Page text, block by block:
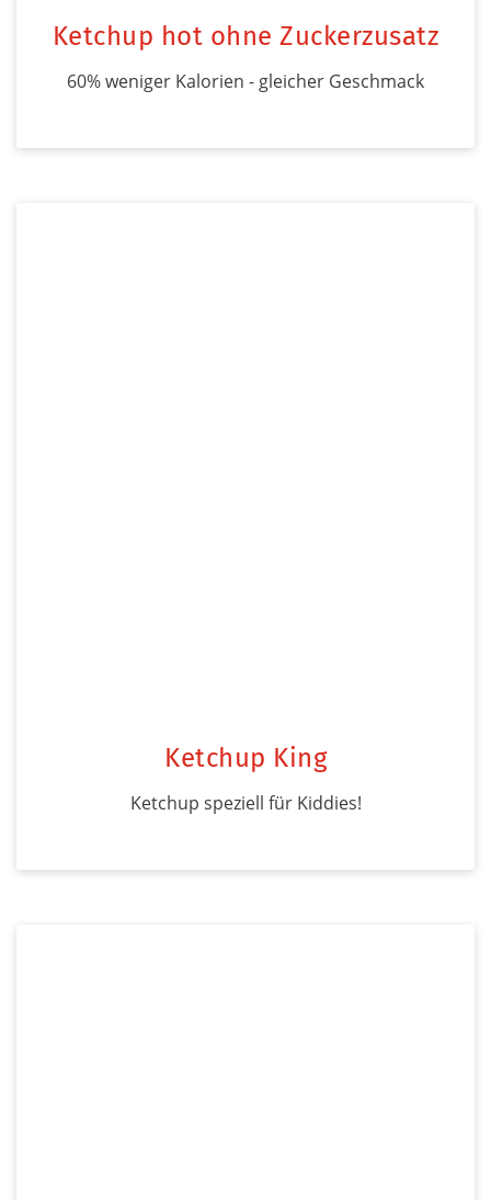
Ketchup hot ohne Zuckerzusatz
60% weniger Kalorien - gleicher Geschmack
Ketchup King
Ketchup speziell für Kiddies!